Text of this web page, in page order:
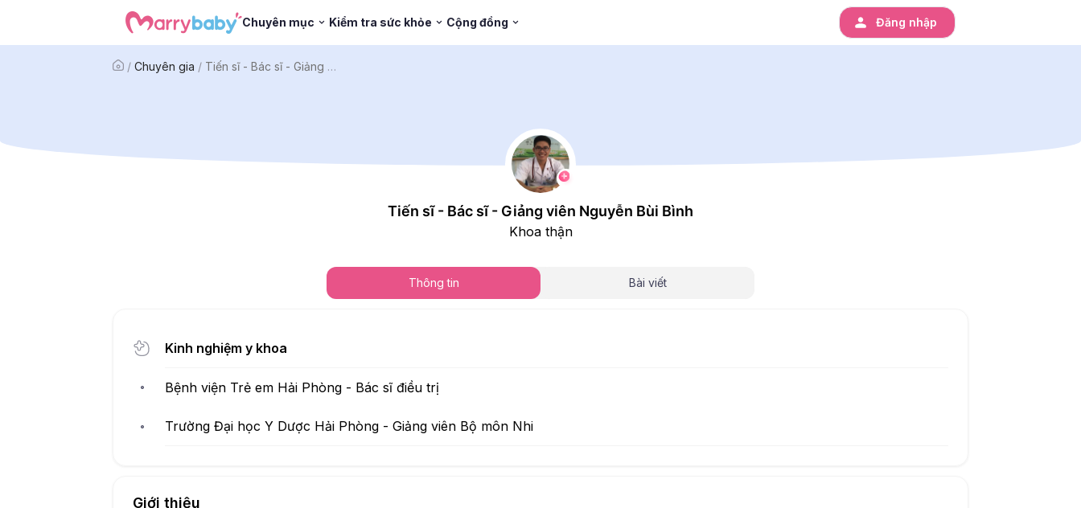
Chuyên mục Kiểm tra sức khỏe Cộng đồng Đăng nhập
/ Chuyên gia / Tiến sĩ - Bác sĩ - Giảng viên Nguyễn Bùi Bình
Tiến sĩ - Bác sĩ - Giảng viên Nguyễn Bùi Bình
Khoa thận
Thông tin Bài viết
Kinh nghiệm y khoa
Bệnh viện Trẻ em Hải Phòng - Bác sĩ điều trị
Trường Đại học Y Dược Hải Phòng - Giảng viên Bộ môn Nhi
Giới thiệu